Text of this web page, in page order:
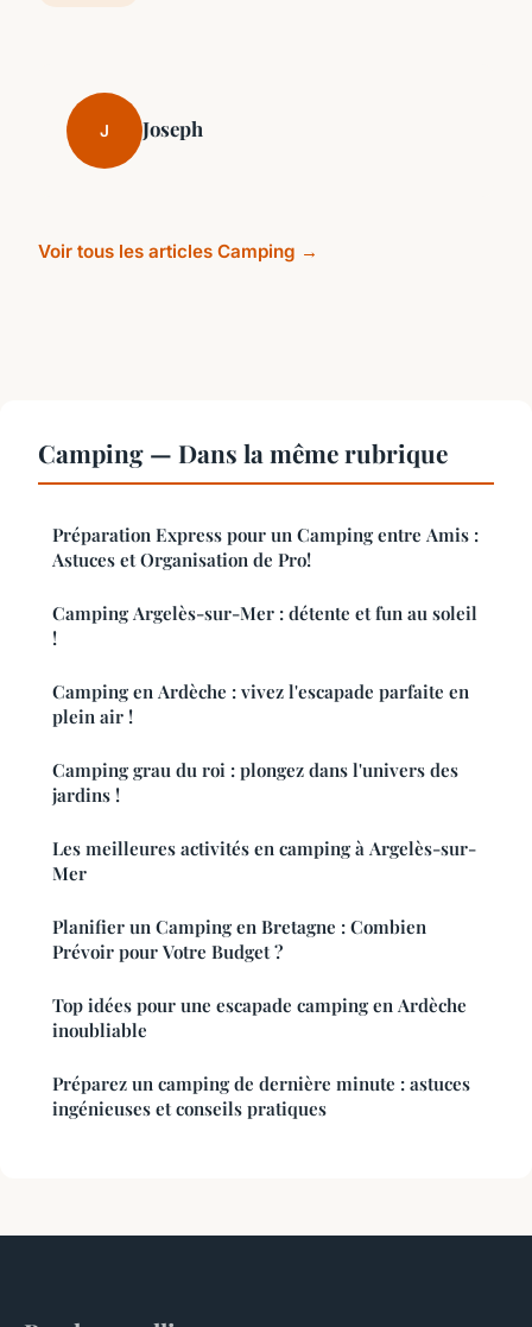
J Joseph
Voir tous les articles Camping →
Camping — Dans la même rubrique
Préparation Express pour un Camping entre Amis :
Astuces et Organisation de Pro!
Camping Argelès-sur-Mer : détente et fun au soleil
!
Camping en Ardèche : vivez l'escapade parfaite en
plein air !
Camping grau du roi : plongez dans l'univers des
jardins !
Les meilleures activités en camping à Argelès-sur-
Mer
Planifier un Camping en Bretagne : Combien
Prévoir pour Votre Budget ?
Top idées pour une escapade camping en Ardèche
inoubliable
Préparez un camping de dernière minute : astuces
ingénieuses et conseils pratiques